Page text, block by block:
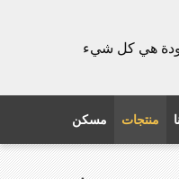
هي كل شيء
مسكن منتجات